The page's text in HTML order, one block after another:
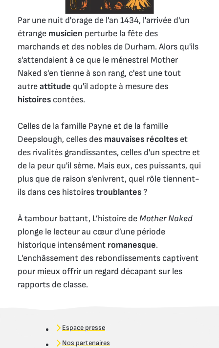
Par une nuit d'orage de l'an 1434, l'arrivée d'un
étrange musicien perturbe la fête des
marchands et des nobles de Durham. Alors qu'ils
s'attendaient à ce que le ménestrel Mother
Naked s'en tienne à son rang, c'est une tout
autreattitude qu'il adopte à mesure des
histoires contées.
Celles de la famille Payne et de la famille
Deepslough, celles des mauvaises récoltes et
des rivalités grandissantes, celles d'un spectre et
de la peur qu'il sème. Mais eux, ces puissants, qui
plus que de raison s'enivrent, quel rôle tiennent-
ils dans ces histoirestroublantes ?
À tambour battant, L’histoire deMother Naked
plonge le lecteur au cœur d’une période
historique intensément romanesque.
L'enchâssement des rebondissements captivent
pour mieux offrir un regard décapant sur les
rapports de classe.
Espace presse
Nos partenaires